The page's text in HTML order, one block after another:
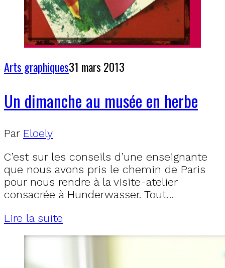
Arts graphiques31 mars 2013
Un dimanche au musée en herbe
Par Eloely
C’est sur les conseils d’une enseignante
que nous avons pris le chemin de Paris
pour nous rendre à la visite-atelier
consacrée à Hunderwasser. Tout…
Lire la suite